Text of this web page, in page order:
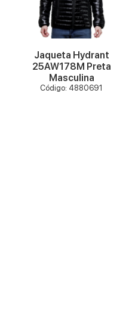
Jaqueta Hydrant
25AW178M Preta
Masculina
Código: 4880691